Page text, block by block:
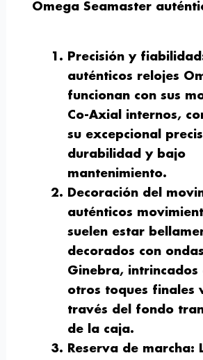
Omega Seamaster
Precisión y fiabilidad
auténticos relojes
funcionan con sus
Co-Axial internos,
su excepcional
durabilidad y bajo
mantenimiento.
Decoración del
auténticos
suelen estar
decorados con
Ginebra,
otros toques finales
través del fondo
de la caja.
Reserva de marcha: